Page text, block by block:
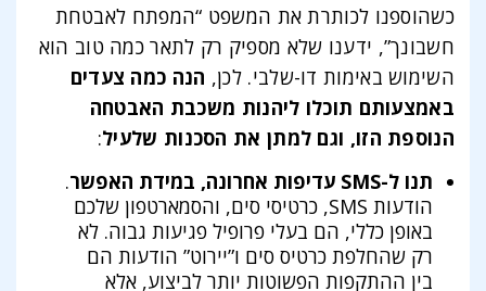
כשהוספנו לכותרת את המשפט “המפתח לאבטחת
חשבונך”, ידענו שלא מספיק רק לתאר כמה טוב הוא
השימוש באימות דו-שלבי. לכן, הנה כמה צעדים
באמצעותם תוכלו ליהנות משכבת האבטחה
הנוספת הזו, וגם למתן את הסכנות שלעיל:
תנו ל-SMS עדיפות אחרונה, במידת האפשר
.
הודעות SMS, כרטיסי סים, והסמארטפון שלכם
באופן כללי, הם בעלי פרופיל פגיעות גבוה. לא
רק שהחלפת כרטיס סים ו”יירוט” הודעות הם
בין ההתקפות הפשוטות יותר לביצוע, אלא